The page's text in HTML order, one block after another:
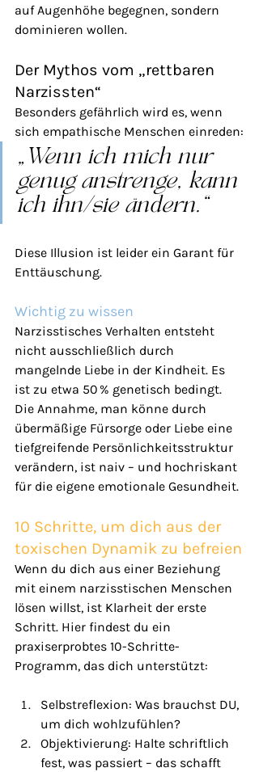
auf Augenhöhe begegnen, sondern
dominieren wollen.
Der Mythos vom „rettbaren
Narzissten“
Besonders gefährlich wird es, wenn
sich empathische Menschen einreden:
„Wenn ich mich nur
genug anstrenge, kann
ich ihn/sie ändern.“
Diese Illusion ist leider ein Garant für
Enttäuschung.
Wichtig zu wissen
Narzisstisches Verhalten entsteht
nicht ausschließlich durch
mangelnde Liebe in der Kindheit. Es
ist zu etwa 50 % genetisch bedingt.
Die Annahme, man könne durch
übermäßige Fürsorge oder Liebe eine
tiefgreifende Persönlichkeitsstruktur
verändern, ist naiv – und hochriskant
für die eigene emotionale Gesundheit.
10 Schritte, um dich aus der
toxischen Dynamik zu befreien
Wenn du dich aus einer Beziehung
mit einem narzisstischen Menschen
lösen willst, ist Klarheit der erste
Schritt. Hier findest du ein
praxiserprobtes 10-Schritte-
Programm, das dich unterstützt:
Selbstreflexion: Was brauchst DU,
um dich wohlzufühlen?
Objektivierung: Halte schriftlich
fest, was passiert – das schafft